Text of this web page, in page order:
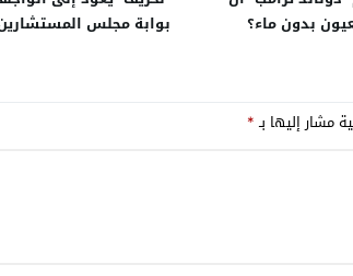
بدون ماء؟
بوابة مجلس
مشار إليها بـ*